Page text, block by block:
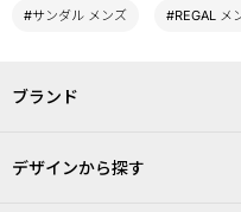
#サンダル メンズ #REGAL メ
ブランド
デザインから探す